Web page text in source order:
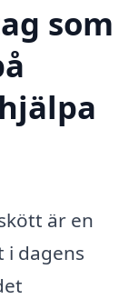
som
är en
i dagens